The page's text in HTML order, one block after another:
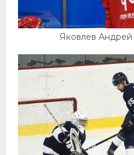
Яковлев